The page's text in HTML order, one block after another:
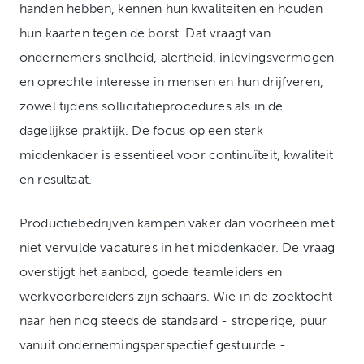
handen hebben, kennen hun kwaliteiten en houden
hun kaarten tegen de borst. Dat vraagt van
ondernemers snelheid, alertheid, inlevingsvermogen
en oprechte interesse in mensen en hun drijfveren,
zowel tijdens sollicitatieprocedures als in de
dagelijkse praktijk. De focus op een sterk
middenkader is essentieel voor continuïteit, kwaliteit
en resultaat.
Productiebedrijven kampen vaker dan voorheen met
niet vervulde vacatures in het middenkader. De vraag
overstijgt het aanbod, goede teamleiders en
werkvoorbereiders zijn schaars. Wie in de zoektocht
naar hen nog steeds de standaard - stroperige, puur
vanuit ondernemingsperspectief gestuurde -